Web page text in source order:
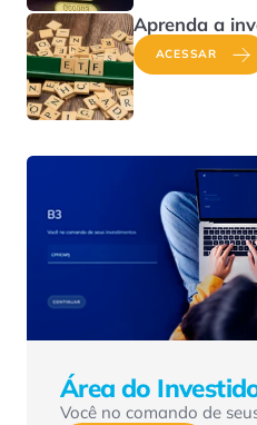
Aprenda a
ACESSAR
Área do
Você no comando de